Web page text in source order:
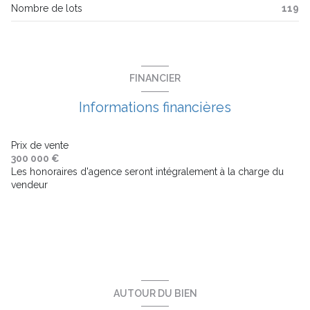
interphone
accès handicapé
Nombre de lots 119
FINANCIER
Informations financières
Prix de vente
300 000 €
Les honoraires d'agence seront intégralement à la charge du
vendeur
AUTOUR DU BIEN